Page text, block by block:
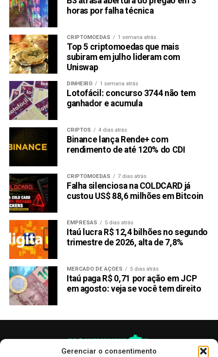
Gerenciar o consentimento
horas por falha técnica
CRIPTOMOEDAS 1 semana atrás
Top 5 criptomoedas que mais
subiram em julho lideram com
Uniswap
DINHEIRO 1 semana atrás
Lotofácil: concurso 3744 não tem
ganhador e acumula
CRIPTOS 4 dias atrás
Binance lança Rende+ com
rendimento de até 120% do CDI
CRIPTOMOEDAS 7 dias atrás
Falha silenciosa na COLDCARD já
custou US$ 88,6 milhões em Bitcoin
EMPRESAS 5 dias atrás
Itaú lucra R$ 12,4 bilhões no segundo
trimestre de 2026, alta de 7,8%
MERCADO DE AÇÕES 5 dias atrás
Itaú paga R$ 0,71 por ação em JCP
em agosto: veja se você tem direito